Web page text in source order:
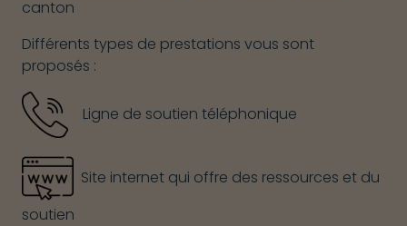
canton
Différents types de prestations vous sont
proposés :
Ligne de soutien téléphonique
Site internet qui offre des ressources et du
soutien